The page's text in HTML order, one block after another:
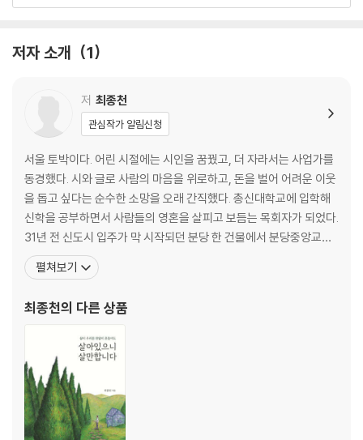
낮아지고, 낮아져야
이해하며 사는 삶
아, 그런 것도 있구나!
사과 두 개
생선 머리
사진
큰 그림을 보는 법
불편함과 유익함
물 한 병과 그 눈망울
무너진 꿈의 조각이라도 붙잡고
행복하게 사는 법
2장 인생이라는 길 위에서
살아만 있자
고독한 인생길, 따뜻한 인생길
오늘을 살아가는 힘
저자 소개 1
저 최종천
관심작가 알림신청
서울 토박이다. 어린 시절에는 시인을 꿈꿨고, 더 자라서는 사업가를
동경했다. 시와 글로 사람의 마음을 위로하고, 돈을 벌어 어려운 이웃
을 돕고 싶다는 순수한 소망을 오래 간직했다. 총신대학교에 입학해
신학을 공부하면서 사람들의 영혼을 살피고 보듬는 목회자가 되었다.
31년 전 신도시 입주가 막 시작되던 분당 한 건물에서 분당중앙교회
를 처음 열었고, 현재 분당중앙교회 담임목사로 봉직 중이다. 매주 주
보 첫 면에 사람과 세상, 자연을 마주하는 우리의 자세, 삶의 희로애
을 썼다. 지은 책으로 《성도를 위한 행복
펼쳐보기
최종천의 다른 상품